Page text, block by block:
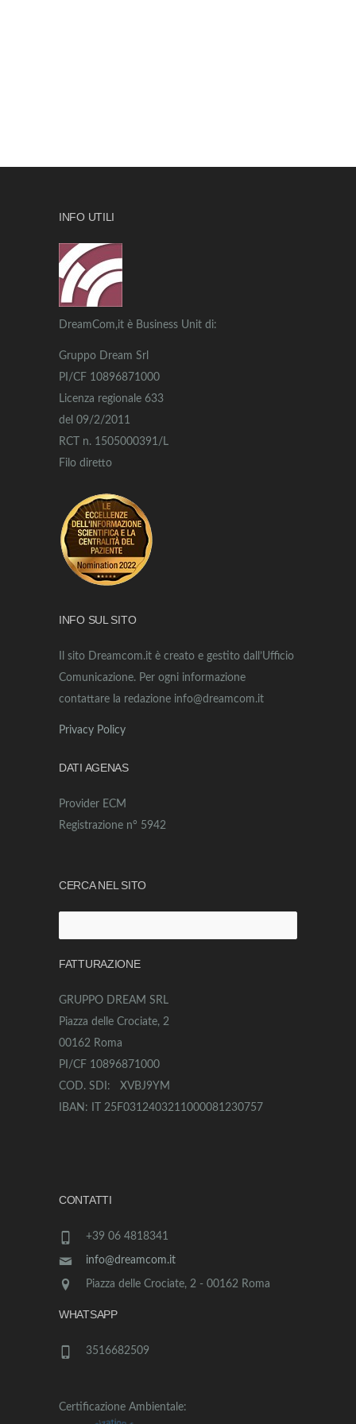
INFO UTILI
DreamCom,it è Business Unit di:
Gruppo Dream Srl
PI/CF 10896871000
Licenza regionale 633
del 09/2/2011
RCT n. 1505000391/L
Filo diretto
INFO SUL SITO
Il sito Dreamcom.it è creato e gestito dall’Ufficio
Comunicazione. Per ogni informazione
contattare la redazione info@dreamcom.it
Privacy Policy
DATI AGENAS
Provider ECM
Registrazione n° 5942
CERCA NEL SITO
per:
FATTURAZIONE
GRUPPO DREAM SRL
Piazza delle Crociate, 2
00162 Roma
PI/CF 10896871000
COD. SDI: XVBJ9YM
IBAN: IT 25F0312403211000081230757
CONTATTI
+39 06 4818341
info@dreamcom.it
Piazza delle Crociate, 2 - 00162 Roma
WHATSAPP
3516682509
Certificazione Ambientale: